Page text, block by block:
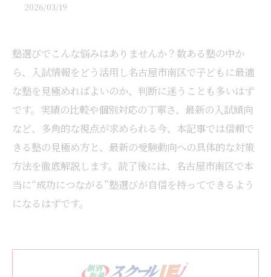
2026/03/19
塾選びでこんな悩みはありませんか？数ある塾の中か
ら、入試情報をどう活用し名古屋市南区で子どもに最適
な塾を見極めればよいのか、判断に迷うことも多いはず
です。実績の比較や個別対応の丁寧さ、最新の入試傾向
など、多角的な視点が求められる今、本記事では信頼で
きる塾の見極め方と、最新の受験動向への具体的な対策
方法を徹底解説します。読了後には、名古屋市南区で本
当に“成功につながる”塾選びが自信を持ってできるよう
になるはずです。